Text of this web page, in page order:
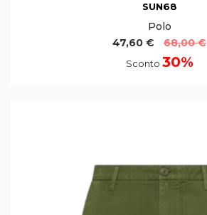
SUN68
Polo
47,60 €
68,00 €
Sconto 30%